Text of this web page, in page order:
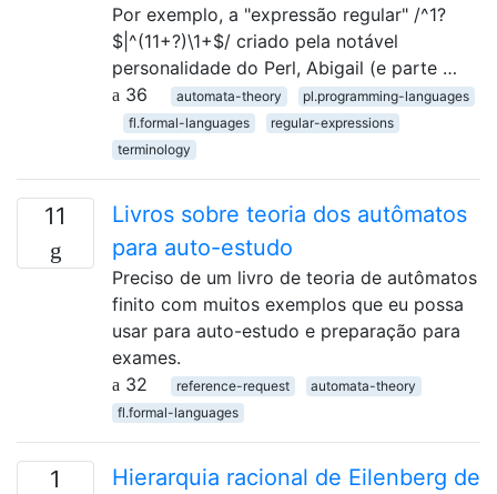
Por exemplo, a "expressão regular" /^1?
$|^(11+?)\1+$/ criado pela notável
personalidade do Perl, Abigail (e parte …
36
automata-theory
pl.programming-languages
fl.formal-languages
regular-expressions
terminology
11
Livros sobre teoria dos autômatos
para auto-estudo
Preciso de um livro de teoria de autômatos
finito com muitos exemplos que eu possa
usar para auto-estudo e preparação para
exames.
32
reference-request
automata-theory
fl.formal-languages
1
Hierarquia racional de Eilenberg de